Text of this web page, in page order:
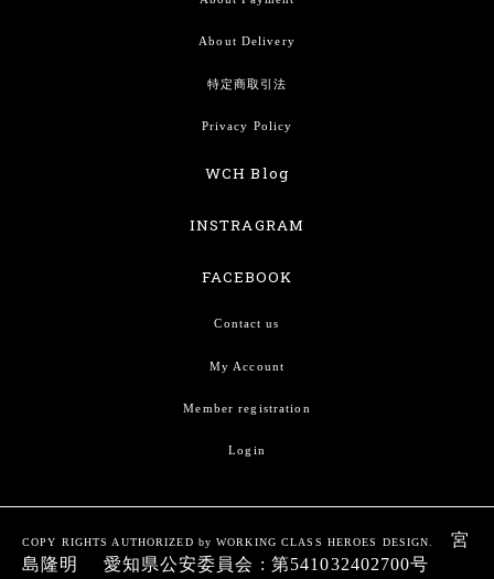
About Delivery
特定商取引法
Privacy Policy
WCH Blog
INSTRAGRAM
FACEBOOK
Contact us
My Account
Member registration
Login
COPY RIGHTS AUTHORIZED by WORKING CLASS HEROES DESIGN. 宮
島隆明 愛知県公安委員会 : 第541032402700号